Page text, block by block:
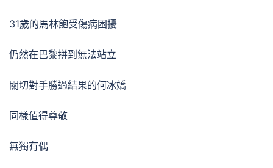
31歲的馬林飽受傷病困擾
仍然在巴黎拼到無法站立
關切對手勝過結果的何冰嬌
同樣值得尊敬
無獨有偶